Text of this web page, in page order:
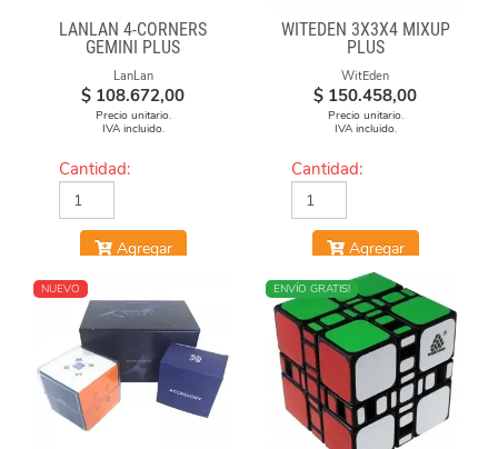
LANLAN 4-CORNERS
GEMINI PLUS
LanLan
$ 108.672,00
Precio unitario.
IVA incluido.
Cantidad:
Agregar
WITEDEN 3X3X4 MIXUP
PLUS
WitEden
$ 150.458,00
Precio unitario.
IVA incluido.
Cantidad:
Agregar
NUEVO ENVÍO GRATIS!